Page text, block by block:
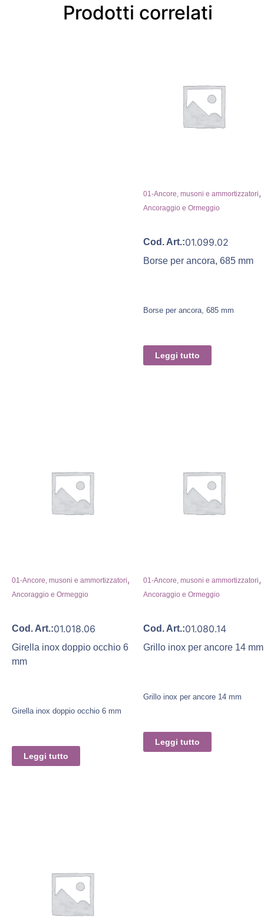
Prodotti correlati
01-Ancore, musoni e ammortizzatori,
Ancoraggio e Ormeggio
Cod. Art.:01.099.02
Borse per ancora, 685 mm
Borse per ancora, 685 mm
Leggi tutto
01-Ancore, musoni e ammortizzatori,
Ancoraggio e Ormeggio
Cod. Art.:01.018.06
Girella inox doppio occhio 6
mm
Girella inox doppio occhio 6 mm
Leggi tutto
01-Ancore, musoni e ammortizzatori,
Ancoraggio e Ormeggio
Cod. Art.:01.080.14
Grillo inox per ancore 14 mm
Grillo inox per ancore 14 mm
Leggi tutto